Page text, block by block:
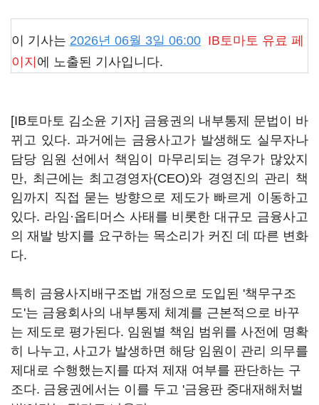
이 기사는 2026년 06월 3일 06:00 IB토마토 유료 페
이지 에 노출된 기사입니다.
[IB토마토 김소윤 기자] 금융권의 내부통제 문법이 바
뀌고 있다. 과거에는 금융사고가 발생해도 실무자나
담당 임원 선에서 책임이 마무리되는 경우가 많았지
만, 최근에는 최고경영자(CEO)와 경영진의 관리 책
임까지 직접 묻는 방향으로 제도가 빠르게 이동하고
있다. 라임·옵티머스 사태를 비롯한 대규모 금융사고
의 재발 방지를 요구하는 목소리가 커진 데 따른 변화
다.
특히 금융사지배구조법 개정으로 도입된 '책무구조
도'는 금융회사의 내부통제 체계를 근본적으로 바꾸
는 제도로 평가된다. 임원별 책임 범위를 사전에 명확
히 나누고, 사고가 발생하면 해당 임원이 관리 의무를
제대로 수행했는지를 따져 제재 여부를 판단하는 구
조다. 금융권에서는 이를 두고 '금융판 중대재해처벌